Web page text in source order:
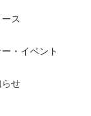
所
ス
・イベント
せ